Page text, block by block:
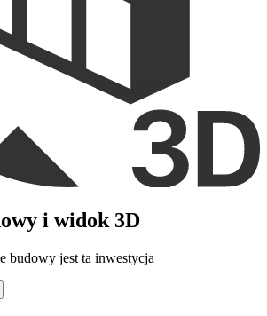
i widok 3D
budowy jest ta inwestycja